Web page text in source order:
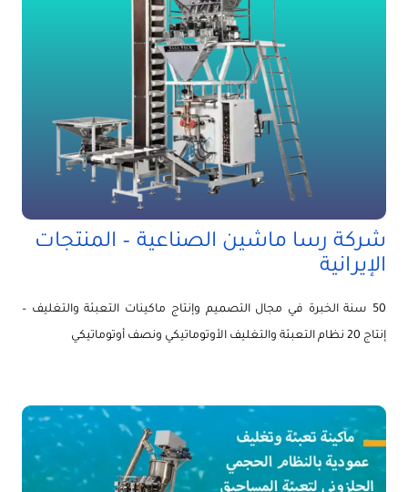
شركة رسا ماشين الصناعية – المنتجات
الإيرانية
50 سنة الخبرة في مجال التصميم وإنتاج ماكينات التعبئة والتغليف –
إنتاج 20 نظام التعبئة والتغليف الأوتوماتيكي ونصف أوتوماتيكي